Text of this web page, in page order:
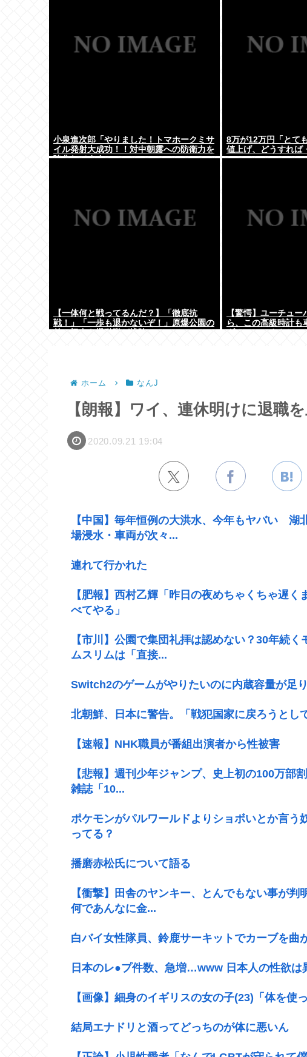
小泉進次郎「やりました！トマホークミサ
イル発射大成功！！対中朝露への防衛力を
強化してますw」
8万が12万円「とて
値上げ、どうすれば
【一体何と戦ってるんだ？】「徹底抗
戦！」「一歩も退かないぞ！」原爆公園の
【驚愕】ユーチュ
ら、この高級時計も
ホーム なんJ
【朗報】ワイ、連休明けに退職
2020.09.21 19:04
【中国】毎年恒例の大洪水、今年もヤバい 湖
場浸水・車両が次々...
連れて行かれた
【肥報】西村乙輝「昨日の夜めちゃくちゃ遅
べてやる」
【市川】公園で集団礼拝は認めない？30年続
ムスリムは「直接...
Switch2のゲームがやりたいのに内蔵容量が足
北朝鮮、日本に警告。「戦犯国家に戻ろうとし
【速報】NHK職員が番組出演者から性被害
【悲報】週刊少年ジャンプ、史上初の100万
雑誌「10...
ポケモンがパルワールドよりショボいとか言う
ってる？
播磨赤松氏について語る
【衝撃】田舎のヤンキー、とんでもない事が
何であんなに金...
白バイ女性隊員、鈴鹿サーキットでカーブを曲
日本のレ●プ件数、急増…www 日本人の性欲は
【画像】細身のイギリスの女の子(23)「体を使
結局エナドリと酒ってどっちのが体に悪いん